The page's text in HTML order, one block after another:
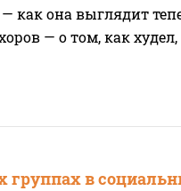
как она выглядит
— о том, как худел,
группах в